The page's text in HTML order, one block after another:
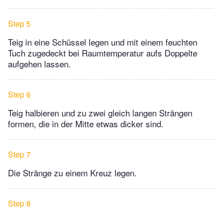
Step 5
Teig in eine Schüssel legen und mit einem feuchten
Tuch zugedeckt bei Raumtemperatur aufs Doppelte
aufgehen lassen.
Step 6
Teig halbieren und zu zwei gleich langen Strängen
formen, die in der Mitte etwas dicker sind.
Step 7
Die Stränge zu einem Kreuz legen.
Step 8